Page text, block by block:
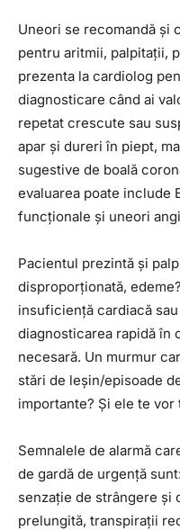
Uneori se recomandă și
pentru aritmii, palpitații,
prezenta la cardiolog
diagnosticare când ai
repetat crescute sau
apar și dureri în piept,
sugestive de boală
evaluarea poate include
funcționale și uneori
Pacientul prezintă și
disproporționată,
insuficiență cardiacă
diagnosticarea rapidă în
necesară. Un murmur
stări de leșin/episoade
importante? Și ele te
Semnalele de alarmă
de gardă de urgență
senzație de strângere și
prelungită, transpirații